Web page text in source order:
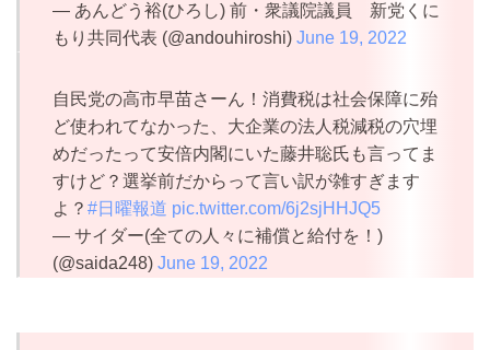
— あんどう裕(ひろし) 前・衆議院議員 新党くに
もり共同代表 (@andouhiroshi) June 19, 2022
自民党の高市早苗さーん！消費税は社会保障に殆
ど使われてなかった、大企業の法人税減税の穴埋
めだったって安倍内閣にいた藤井聡氏も言ってま
すけど？選挙前だからって言い訳が雑すぎます
よ？ #日曜報道 pic.twitter.com/6j2sjHHJQ5
— サイダー(全ての人々に補償と給付を！)
(@saida248) June 19, 2022